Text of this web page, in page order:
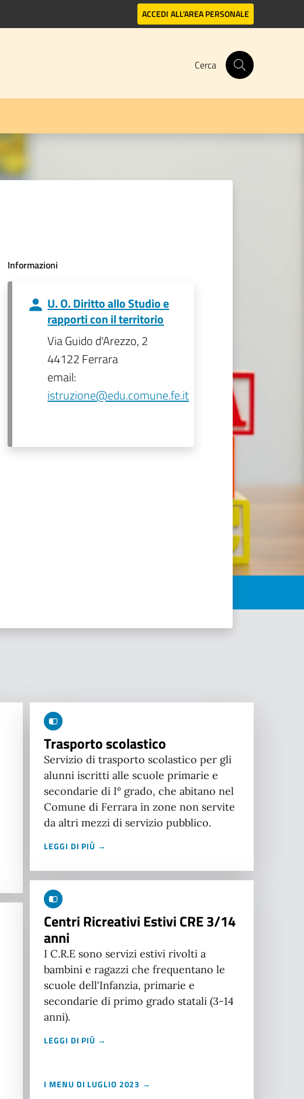
ACCEDI ALL'AREA PERSONALE
Cerca
Informazioni
U. O. Diritto allo Studio e
rapporti con il territorio
Via Guido d'Arezzo, 2
44122 Ferrara
email:
istruzione@edu.comune.fe.it
Trasporto scolastico
Servizio di trasporto scolastico per gli
alunni iscritti alle scuole primarie e
secondarie di I° grado, che abitano nel
Comune di Ferrara in zone non servite
da altri mezzi di servizio pubblico.
LEGGI DI PIÙ →
Centri Ricreativi Estivi CRE 3/14
anni
I C.R.E sono servizi estivi rivolti a
bambini e ragazzi che frequentano le
scuole dell'Infanzia, primarie e
secondarie di primo grado statali (3-14
anni).
LEGGI DI PIÙ →
I MENU DI LUGLIO 2023 →